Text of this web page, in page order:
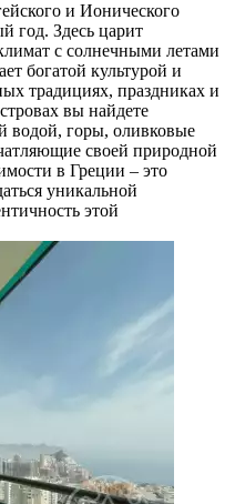
и Ионического
год. Здесь царит
с солнечными летами
богатой культурой и
традициях, праздниках и
вы найдете
водой, горы, оливковые
своей природной
в Греции – это
уникальной
этой